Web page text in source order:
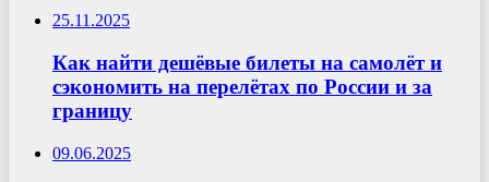
25.11.2025
Как найти дешёвые билеты на самолёт и
сэкономить на перелётах по России и за
границу
09.06.2025